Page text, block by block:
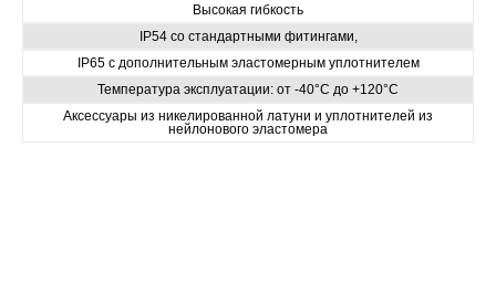
Высокая гибкость
IP54 со стандартными фитингами,
IP65 с дополнительным эластомерным уплотнителем
Температура эксплуатации: от -40°C до +120°C
Аксессуары из никелированной латуни и уплотнителей из
нейлонового эластомера